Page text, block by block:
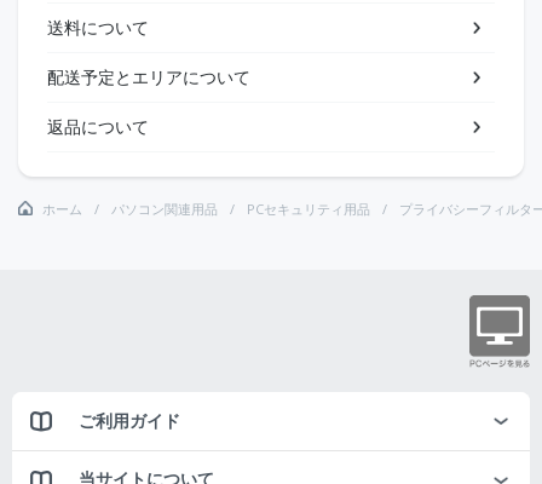
送料について
配送予定とエリアについて
返品について
ホーム パソコン関連用品 PCセキュリティ用品 プライバシーフィルタ
ご利用ガイド
当サイトについて